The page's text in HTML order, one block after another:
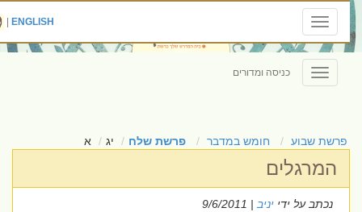
Toggle
navigation
ENGLISH
|
Toggle
navigation
כניסה ומדורים
פרשת שבוע חומש במדבר פרשת שלח יג א
המרגלים
נכתב על ידייניב| 9/6/2011